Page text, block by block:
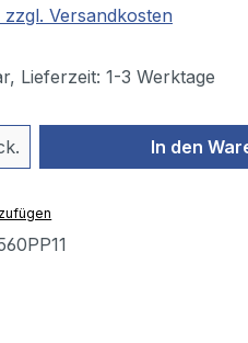
Versandkosten
Lieferzeit: 1-3 Werktage
Gib denIn den